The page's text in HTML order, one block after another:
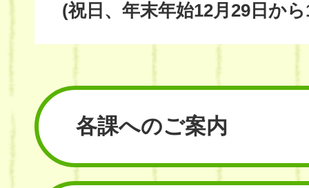
(祝日、年末年始12月29日か
各課へのご案内